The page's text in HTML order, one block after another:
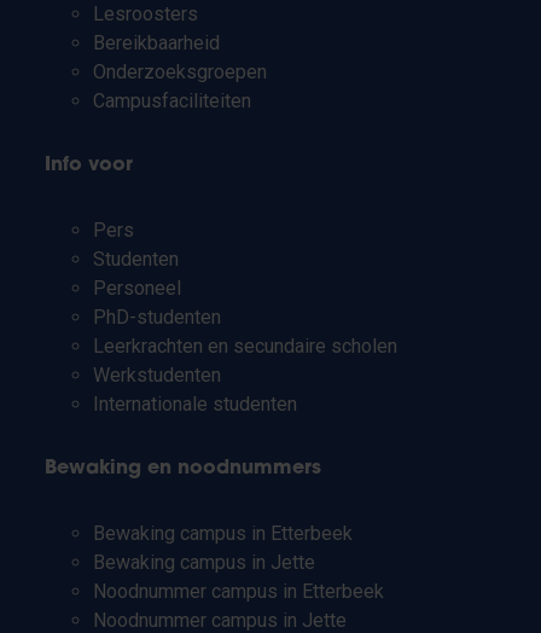
Lesroosters
Bereikbaarheid
Onderzoeksgroepen
Campusfaciliteiten
Info voor
Pers
Studenten
Personeel
PhD-studenten
Leerkrachten en secundaire scholen
Werkstudenten
Internationale studenten
Bewaking en noodnummers
Bewaking campus in Etterbeek
Bewaking campus in Jette
Noodnummer campus in Etterbeek
Noodnummer campus in Jette